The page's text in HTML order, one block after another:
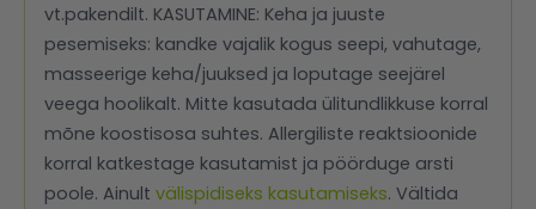
vt.pakendilt. KASUTAMINE: Keha ja juuste
pesemiseks: kandke vajalik kogus seepi, vahutage,
masseerige keha/juuksed ja loputage seejärel
veega hoolikalt. Mitte kasutada ülitundlikkuse korral
mõne koostisosa suhtes. Allergiliste reaktsioonide
korral katkestage kasutamist ja pöörduge arsti
poole. Ainult välispidiseks kasutamiseks. Vältida